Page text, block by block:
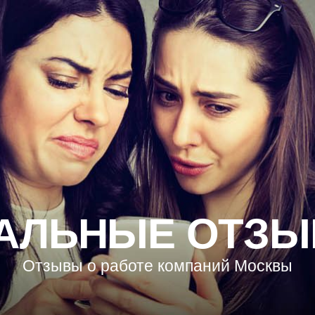
Отзывы о работе компаний Москвы